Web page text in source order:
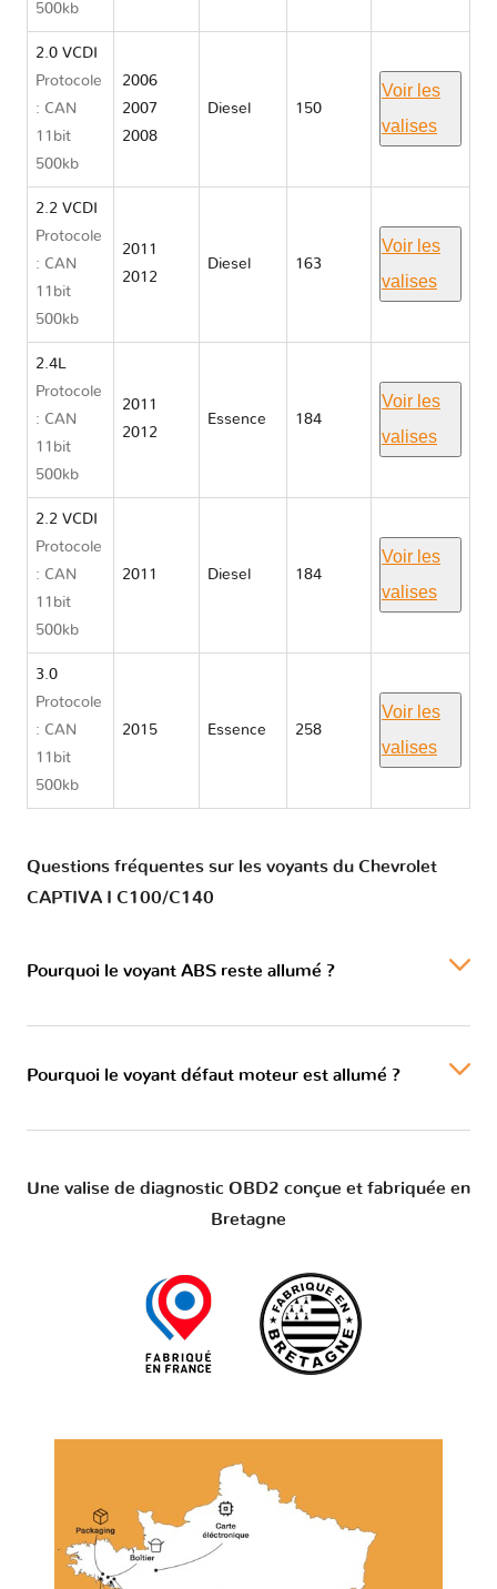
500kb
2.0 VCDI
Protocole
: CAN
11bit
500kb
2006
2007
2008
Diesel 150
Voir les
valises
2.2 VCDI
Protocole
: CAN
11bit
500kb
2011
2012
Diesel 163
Voir les
valises
2.4L
Protocole
: CAN
11bit
500kb
2011
2012
Essence 184
Voir les
valises
2.2 VCDI
Protocole
: CAN
11bit
500kb
2011 Diesel 184
Voir les
valises
3.0
Protocole
: CAN
11bit
500kb
2015 Essence 258
Voir les
valises
Questions fréquentes sur les voyants du Chevrolet
CAPTIVA I C100/C140
Pourquoi le voyant ABS reste allumé ?
Pourquoi le voyant défaut moteur est allumé ?
Une valise de diagnostic OBD2 conçue et fabriquée en
Bretagne